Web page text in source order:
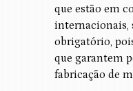
que estão em
internacionais,
obrigatório,
que garantem
fabricação de